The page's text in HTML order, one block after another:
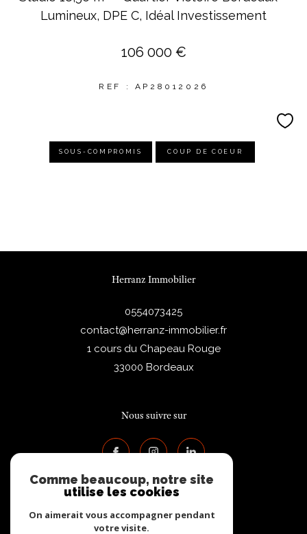
Lumineux, DPE C, Idéal Investissement
106 000 €
REF : AP28012026
SOUS-COMPROMIS COUP DE COEUR
Herranz Immobilier
0554073425
contact@herranz-immobilier.fr
1 cours du Chapeau Rouge
33000
Bordeaux
Nous suivre sur
Comme beaucoup, notre site
utilise les cookies
On aimerait vous accompagner pendant
votre visite.